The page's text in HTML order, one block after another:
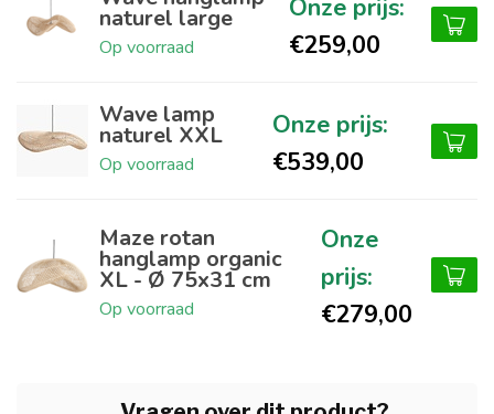
naturel large
Op voorraad €259,00
Wave lamp
naturel XXL
Op voorraad €539,00
Maze rotan
hanglamp organic
XL - Ø 75x31 cm
Op voorraad €279,00